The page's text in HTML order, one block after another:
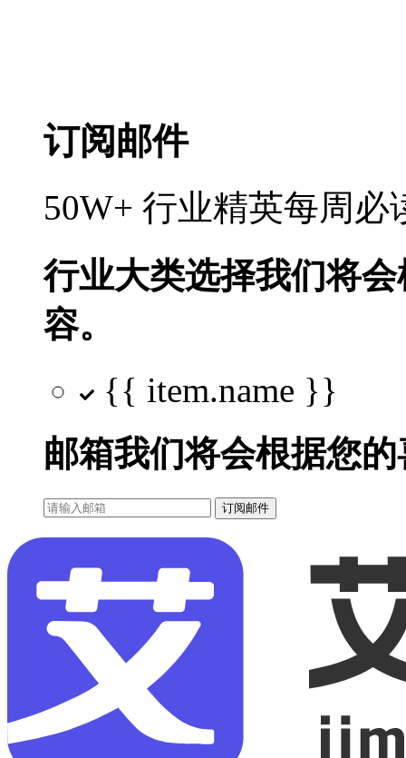
订阅邮件
50W+ 行业精英每周
行业大类选择我们将
容。
{{ item.name }}
邮箱我们将会根据您
订阅邮件